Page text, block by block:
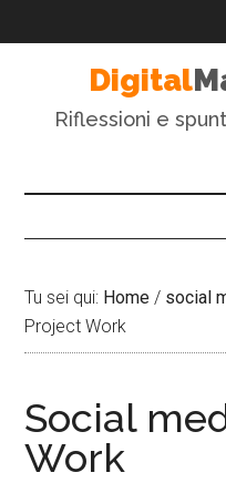
Digital
Riflessioni e
Tu sei qui: Home / social
Project Work
Social
Work